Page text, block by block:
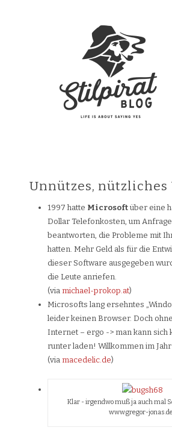
Unnützes, nützliches
1997 hatte Microsoft über eine
Dollar Telefonkosten, um
beantworten, die Probleme mit
hatten. Mehr Geld als für die
dieser Software ausgegeben
die Leute anriefen.
(via michael-prokop.at)
Microsofts lang ersehntes
leider keinen Browser. Doch
Internet – ergo -> man kann sich
runter laden! Willkommen im
(via macedelic.de)
Klar - irgendwo muß ja auch mal
www.gregor-